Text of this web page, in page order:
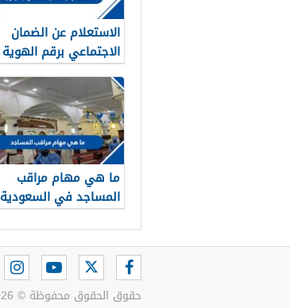
الاستعلام عن الضمان
الاجتماعي برقم الهوية
1448
ما هي مهام مراقب
المساجد في السعودية
1448
حقوق الحقوق محفوظة © 2026 موقع محتويات